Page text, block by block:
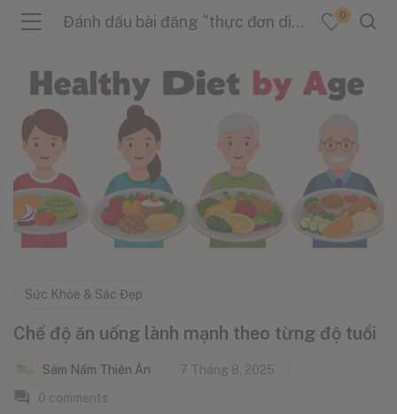
(Sản Phẩm )
(Danh Mục )
Đánh dấu bài đăng "thực đơn dinh dưỡng" 0
Sức Khỏe & Sắc Đẹp
Chế độ ăn uống lành mạnh theo từng độ tuổi
Sâm Nấm Thiên Ân
7 Tháng 8, 2025
0 comments